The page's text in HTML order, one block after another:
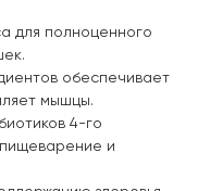
для полноценного
обеспечивает
мышцы.
4-го
пищеварение и